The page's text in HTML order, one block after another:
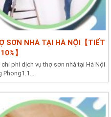
SƠN NHÀ TẠI HÀ NỘI【TIẾT
】
phí dịch vụ thợ sơn nhà tại Hà Nội